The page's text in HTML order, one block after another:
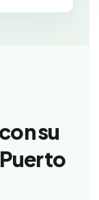
su